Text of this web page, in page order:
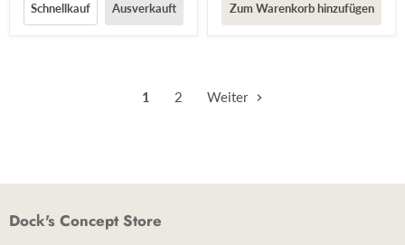
Schnellkauf Ausverkauft Zum Warenkorb hinzufügen
1 2 Weiter
Dock's Concept Store